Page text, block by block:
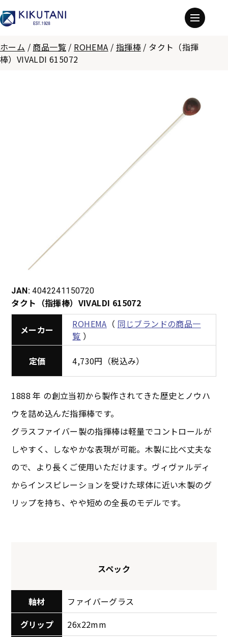
ホーム / 商品一覧 / ROHEMA / 指揮棒 / タクト（指揮
棒）VIVALDI 615072
JAN: 4042241150720
タクト（指揮棒）VIVALDI 615072
メーカー ROHEMA （ 同じブランドの商品一
覧 ）
定価 4,730円（税込み）
1888 年 の創立当初から製作されてきた歴史とノウハ
ウを詰め込んだ指揮棒です。
グラスファイバー製の指揮棒は軽量でコントロールが
しやすく、しなやかな表現が可能。木製に比べ丈夫な
ので、より長くご使用いただけます。ヴィヴァルディ
からインスピレーションを受けた球体に近い木製のグ
リップを持ち、やや短めの全長のモデルです。
スペック
軸材
ファイバーグラス
グリップ
26x22mm